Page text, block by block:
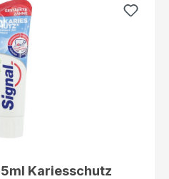
Kariesschutz